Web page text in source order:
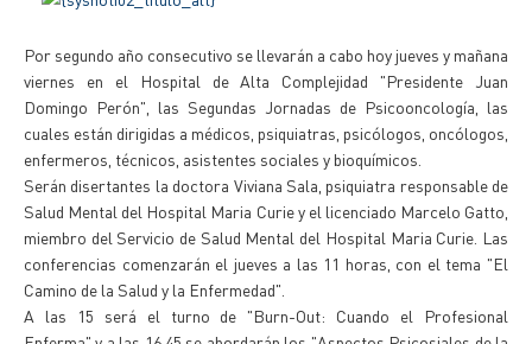
Por segundo año consecutivo se llevarán a cabo hoy jueves y mañana
viernes en el Hospital de Alta Complejidad "Presidente Juan
Domingo Perón", las Segundas Jornadas de Psicooncología, las
cuales están dirigidas a médicos, psiquiatras, psicólogos, oncólogos,
enfermeros, técnicos, asistentes sociales y bioquímicos.
Serán disertantes la doctora Viviana Sala, psiquiatra responsable de
Salud Mental del Hospital Maria Curie y el licenciado Marcelo Gatto,
miembro del Servicio de Salud Mental del Hospital Maria Curie. Las
conferencias comenzarán el jueves a las 11 horas, con el tema "El
Camino de la Salud y la Enfermedad".
A las 15 será el turno de "Burn-Out: Cuando el Profesional